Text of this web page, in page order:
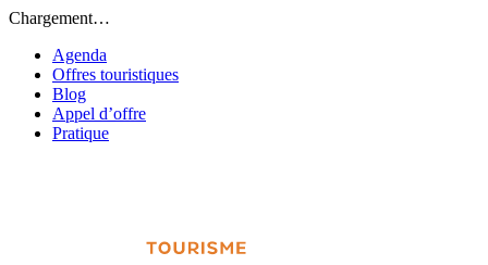
Chargement…
Agenda
Offres touristiques
Blog
Appel d’offre
Pratique